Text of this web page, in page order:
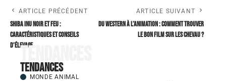
ARTICLE PRÉCÉDENT
Shiba Inu noir et feu :
caractéristiques et conseils
d’élevage
ARTICLE SUIVANT
Du western à l’animation : comment trouver
le bon Film sur les chevau ?
Tendances
Tendances
MONDE ANIMAL